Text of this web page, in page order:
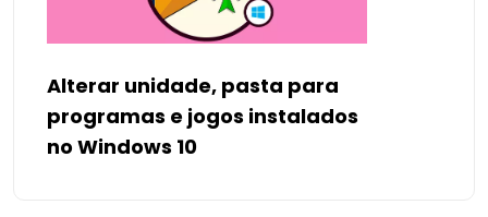
Alterar unidade, pasta para
programas e jogos instalados
no Windows 10